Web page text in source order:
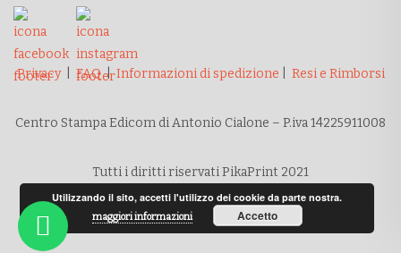
Privacy| FAQ|Informazioni di spedizione Resi e Rimborsi
Centro Stampa Edicom di Antonio Cialone – P.iva 14225911008
Tutti i diritti riservati PikaPrint 2021
Utilizzando il sito, accetti l'utilizzo dei cookie da parte nostra.
maggiori informazioni Accetto